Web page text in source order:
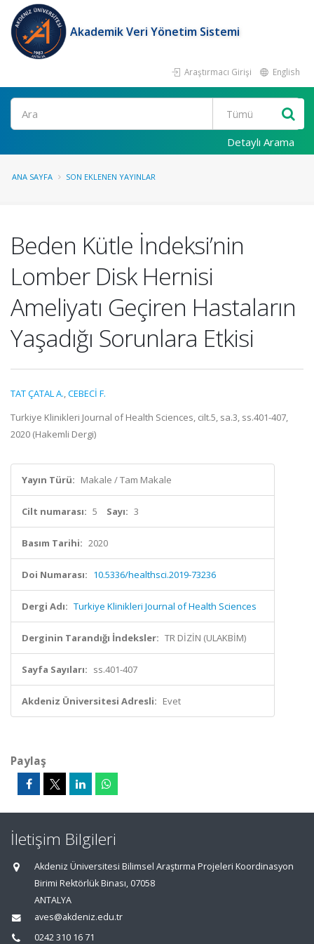
Akademik Veri Yönetim Sistemi
Araştırmacı Girişi English
Ara
Detaylı Arama
ANA SAYFA SON EKLENEN YAYINLAR
Beden Kütle İndeksi’nin
Lomber Disk Hernisi
Ameliyatı Geçiren Hastaların
Yaşadığı Sorunlara Etkisi
TAT ÇATAL A.,CEBECİ F.
Turkiye Klinikleri Journal of Health Sciences, cilt.5, sa.3, ss.401-407,
2020 (Hakemli Dergi)
Yayın Türü: Makale / Tam Makale
Cilt numarası: 5 Sayı: 3
Basım Tarihi: 2020
Doi Numarası: 10.5336/healthsci.2019-73236
Dergi Adı: Turkiye Klinikleri Journal of Health Sciences
Derginin Tarandığı İndeksler: TR DİZİN (ULAKBİM)
Sayfa Sayıları: ss.401-407
Akdeniz Üniversitesi Adresli: Evet
Paylaş
İletişim Bilgileri
Akdeniz Üniversitesi Bilimsel Araştırma Projeleri Koordinasyon
Birimi Rektörlük Binası, 07058
ANTALYA
aves@akdeniz.edu.tr
0242 310 16 71